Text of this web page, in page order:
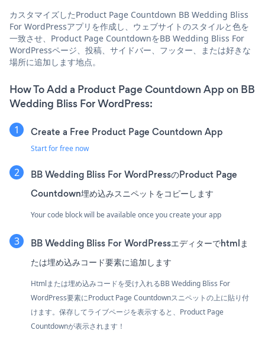
カスタマイズしたProduct Page Countdown BB Wedding Bliss
For WordPressアプリを作成し、ウェブサイトのスタイルと色を
一致させ、Product Page CountdownをBB Wedding Bliss For
WordPressページ、投稿、サイドバー、フッター、または好きな
場所に追加します地点。
How To Add a Product Page Countdown App on BB
Wedding Bliss For WordPress:
Create a Free Product Page Countdown App
Start for free now
BB Wedding Bliss For WordPressのProduct Page
Countdown埋め込みスニペットをコピーします
Your code block will be available once you create your app
BB Wedding Bliss For WordPressエディターでhtmlま
たは埋め込みコード要素に追加します
Htmlまたは埋め込みコードを受け入れるBB Wedding Bliss For
WordPress要素にProduct Page Countdownスニペットの上に貼り付
けます。保存してライブページを表示すると、Product Page
Countdownが表示されます！